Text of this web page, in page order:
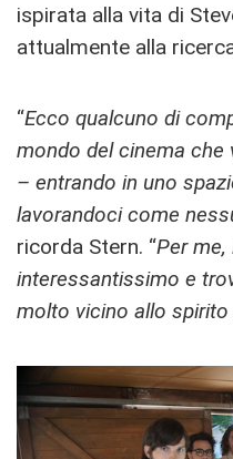
ispirata alla vita di
attualmente alla
“Ecco qualcuno di
mondo del cinema che
– entrando in uno
lavorandoci come
ricorda Stern. “Per me,
interessantissimo e
molto vicino allo